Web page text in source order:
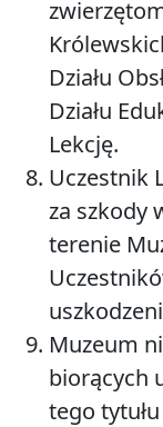
Działu
Działu
Lekcję.
Uczestnik
za szkody
terenie
Muzeum
biorących
tego